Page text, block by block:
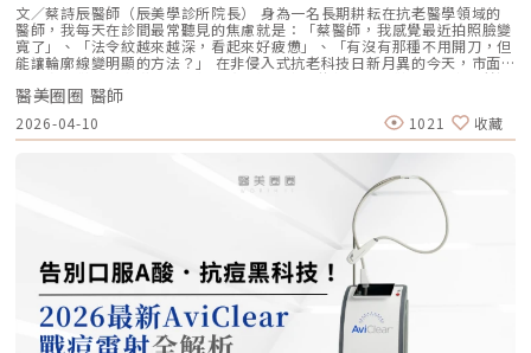
力蛋白新生與肌底環境優化，單次施打僅是啟動信號，完整的重塑需要時間
堆疊： 啟動期（第 1 次與第 2 次）： 建議間隔 1 個月施打。這兩次密集的
治療能確保高濃度玻尿酸在真皮層內建立穩固的擴散網絡，全面活化纖維母
細胞。 強化期（第 2 次與第 3 次）： 建議間隔3到6個月進行第三次施打。
這是一個關鍵的鞏固點，能延續細胞的再生信號，讓拉皮效果更具層次感。
維持期： 經過這 3 次完整的週期療程後，肌膚的緊緻度與細緻質感通常可
以維持九個月左右的時間。2.術後照護：輕盈無負擔的修復由於 Profhilo
是極高純度的玻尿酸且不含化學交聯劑，術後反應極輕。只需在 24 小時內
避免劇烈運動與高溫環境（如溫泉、蒸氣室、高溫瑜伽），其餘日常生活、
上妝均不受影響，非常適合行程滿檔的都會女性。結語：美，是找回妳原本
的自然光采抗老不應該是「加法」，而是「還原」。Profhilo 逆時針的哲
學與辰美學的理念不謀而合：我們不希望客戶變得不像自己，我們希望妳在
未來的日子裡，依然保有那份緊緻、透亮的彈力美感。妳不需要厚重的粉底
來遮蓋疲態，因為最美的底妝，就是妳健康的真皮層。如果妳也想體驗這種
「由內而外」的重塑感，歡迎來到辰美學，讓我們為妳量身定制專屬的逆齡
處方箋。「詳細內容請詳見辰美學官網」
的機率，讓療程更加舒適、快速。5. 高濃度、不含交聯劑：安全性高、低發
炎風險以高濃度玻尿酸為主要成分，且製程中不使用任何化學交聯劑，能有
效降低注射後的發炎反應與過敏風險。同時，也經過多項國際認證，確保了
產品的純淨與安全性。逆時針（Profhilo） vs. 傳統玻尿酸比較 療程名稱
逆時針 (Profhilo) 傳統玻尿酸填充劑 主要功能 「生物重塑」(Bio-
remodeling)， 刺激膠原蛋白和彈力蛋白再生，從根本改善膚質 「填充」
和「支撐」， 用於填補凹陷、雕塑輪廓 成分組成 專利技術結合高低分子玻
尿酸， 64mg/2ml 高濃度，無交聯劑 玻尿酸會添加交聯劑，以增加黏度和
支撐力， 能維持體積不被快速分解 作用機制 注射後會均勻擴散至皮膚深
視個人體質、代謝與保養習慣而異） 約6～18個月 （因品牌、分子大小及
個人體質而異） 值得一提的是，它不像音波拉提需要靠機器操作、產生熱
能導致術後紅腫，也不會像玻尿酸填充容易造成過度膨脹的人工感，而是像
「智慧型保養」，漸進式修復你的肌膚底層架構。哪些人適合做璞菲洛？
Profhilo不僅適合輕熟女族群，也非常適合希望改善整體膚況、延緩老化的
人。尤其推薦給以下族群： 面臨初老症狀者： 臉部、頸部或手部出現細
文／蔡詩辰醫師（辰美學診所院長） 身為一名長期耕耘在抗老醫學領域的
醫師，我每天在診間最常聽見的焦慮就是：「蔡醫師，我感覺最近拍照臉變
寬了」、「法令紋越來越深，看起來好疲憊」、「有沒有那種不用開刀，但
能讓輪廓線變明顯的方法？」 在非侵入式抗老科技日新月異的今天，市面
上的音波儀器琳瑯滿目。但每當病患詢問我最信任哪一台儀器時，我的首選
始終是 Ultherapy 美國音波。而在 2026 年的現在，隨著 Ultherapy
Prime（美音二代） 的問世，醫美界正式進入了「精準醫療」的新紀元。這
篇文章，我將以專業醫師的角度，深度拆解為什麼美音二代會成為我臨床治
療的核心，以及它如何重新定義抗老的黃金標準。一、 為什麼「看得到」
跟病患分享一個觀念：音波拉提不是「能量越強越好」，而是「能量要打在
對的地方」。每個人的皮膚厚度、皮下脂肪分布、筋膜層（SMAS）的深
度，甚至是神經血管的走勢都完全不同。即便是在同一個人的臉上，左側與
右側的組織密度也存在差異。傳統的音波療程多半屬於「盲打」，醫師只能
憑藉經驗去推測深度，這就像是在迷霧中航行，風險與不穩定性自然較高。
1.1 精準醫療的「透視眼」最新的Ultherapy Prime 美國音波二代搭載了升
級版 DeepSEE® 即時影像技術。在施打的每一條能量時，我都能透過 2X 高
清螢幕清晰地看見病患當下的組織層級。這意味著： 避開神經與骨頭：大
幅降低因能量落點錯誤導致的劇痛或副作用。 精準鎖定 SMAS 筋膜層：確
保每一發熱凝結點都精確落在支撐輪廓的關鍵地基上。 即時監控探頭貼合
度：防止因貼合不全導致的表皮燙傷。二、 三種鬆弛型態：妳需要的是
醫美圈圈 醫師
2026-04-10 1021 收藏